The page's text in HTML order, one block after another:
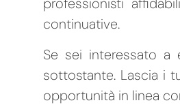
continuative.
Se sei interessato a
sottostante. Lascia i
opportunità in linea